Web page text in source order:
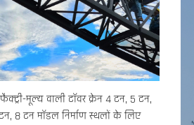
मूल्य वाली टॉवर क्रेन 4 टन, 5 टन,
8 टन मॉडल निर्माण स्थलों के लिए